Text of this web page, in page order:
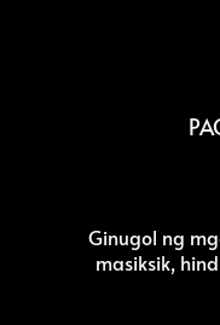
Ginugol ng
masiksik,